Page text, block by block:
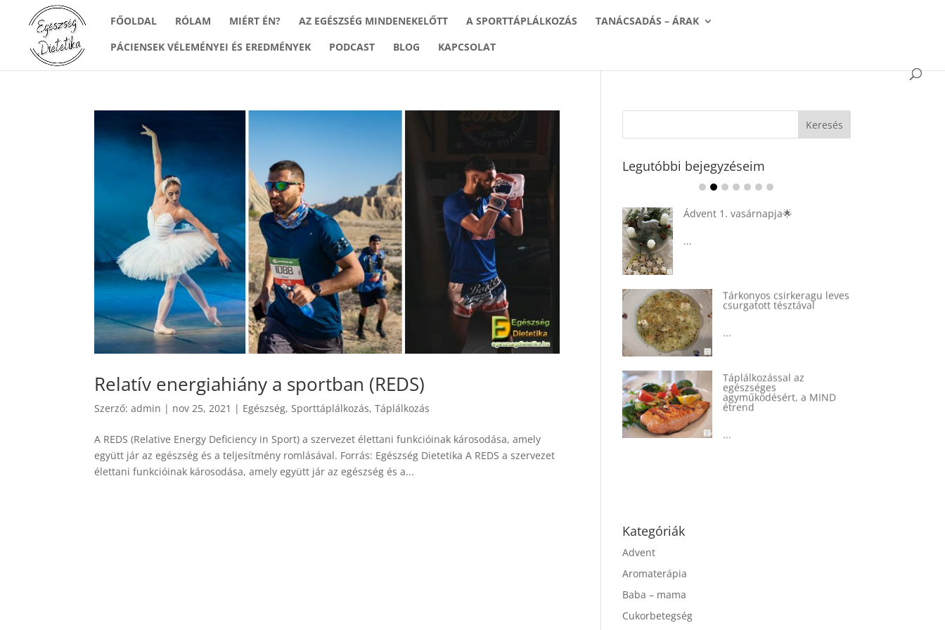
FŐOLDAL RÓLAM MIÉRT ÉN? AZ EGÉSZSÉG MINDENEKELŐTT A SPORTTÁPLÁLKOZÁS
TANÁCSADÁS – ÁRAK
PÁCIENSEK VÉLEMÉNYEI ÉS EREDMÉNYEK
PODCAST BLOG KAPCSOLAT
Relatív energiahiány a sportban (REDS)
Szerző:admin | nov 25, 2021 | Egészség,Sporttáplálkozás,Táplálkozás
A REDS (Relative Energy Deficiency in Sport) a szervezet élettani funkcióinak károsodása, amely
együtt jár az egészség és a teljesítmény romlásával. Forrás: Egészség Dietetika A REDS a szervezet
élettani funkcióinak károsodása, amely együtt jár az egészség és a...
Legutóbbi bejegyzéseim
Ádvent 1. vasárnapja🌟
Tárkonyos csirkeragu leves
csurgatott tésztával
Táplálkozással az
egészséges
agyműködésért, a MIND
étrend
Kategóriák
Advent
Aromaterápia
Baba – mama
Cukorbetegség